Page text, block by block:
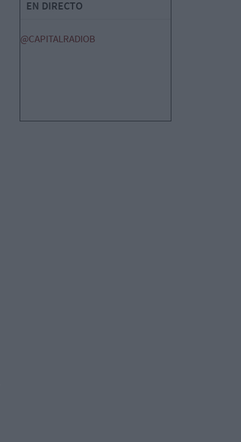
EN DIRECTO
@CAPITALRADIOB